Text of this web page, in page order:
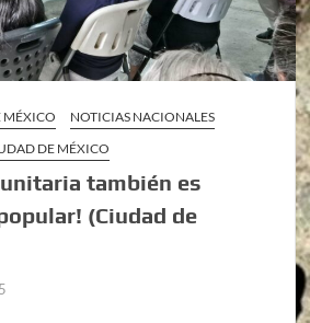
MÉXICO
NOTICIAS NACIONALES
DE MÉXICO
también es
(Ciudad de